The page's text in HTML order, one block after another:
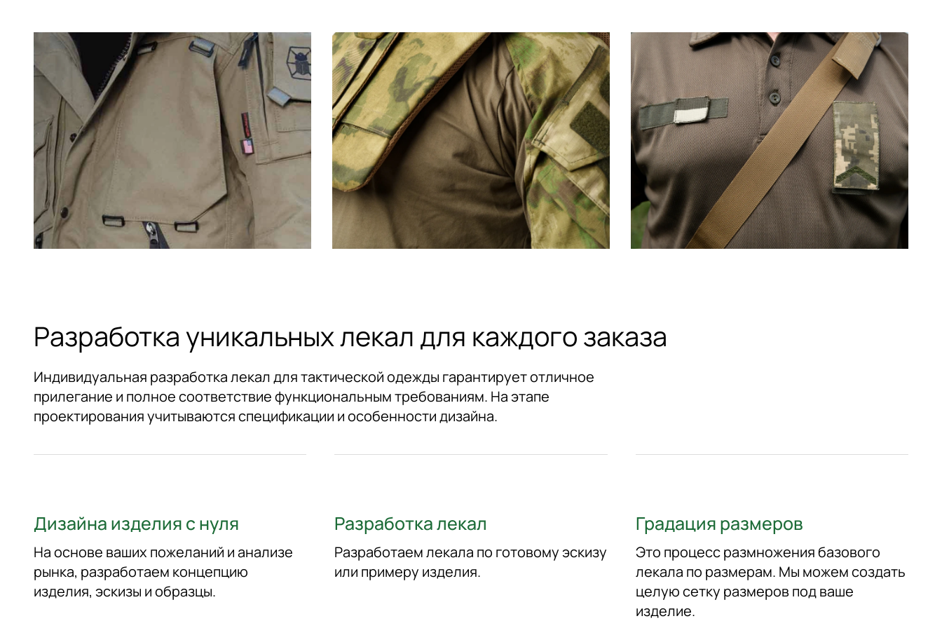
Разработка уникальных лекал для каждого заказа
Индивидуальная разработка лекал для тактической одежды гарантирует отличное
прилегание и полное соответствие функциональным требованиям. На этапе
проектирования учитываются спецификации и особенности дизайна.
Дизайна изделия с нуля
На основе ваших пожеланий и анализе
рынка, разработаем концепцию
изделия, эскизы и образцы.
Разработка лекал
Разработаем лекала по готовому эскизу
или примеру изделия.
Градация размеров
Это процесс размножения базового
лекала по размерам. Мы можем создать
целую сетку размеров под ваше
изделие.